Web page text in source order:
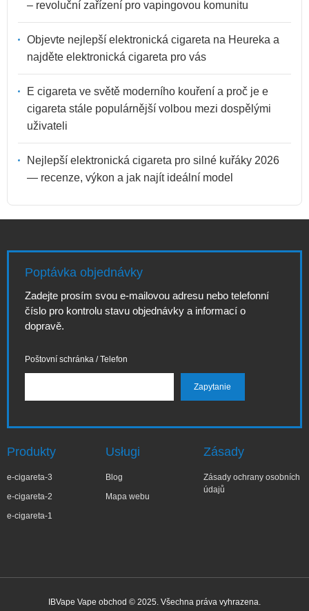
– revoluční zařízení pro vapingovou komunitu
Objevte nejlepší elektronická cigareta na Heureka a
najděte elektronická cigareta pro vás
E cigareta ve světě moderního kouření a proč je e
cigareta stále populárnější volbou mezi dospělými
uživateli
Nejlepší elektronická cigareta pro silné kuřáky 2026
— recenze, výkon a jak najít ideální model
Poptávka objednávky
Zadejte prosím svou e-mailovou adresu nebo telefonní
číslo pro kontrolu stavu objednávky a informací o
dopravě.
Poštovní schránka / Telefon
Produkty
e-cigareta-3
e-cigareta-2
e-cigareta-1
Usługi
Blog
Mapa webu
Zásady
Zásady ochrany osobních
údajů
IBVape Vape obchod © 2025. Všechna práva vyhrazena.
✕
Agni***ka